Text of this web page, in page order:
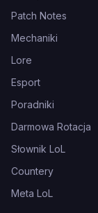
Patch Notes
Mechaniki
Lore
Esport
Poradniki
Darmowa Rotacja
Słownik LoL
Countery
Meta LoL